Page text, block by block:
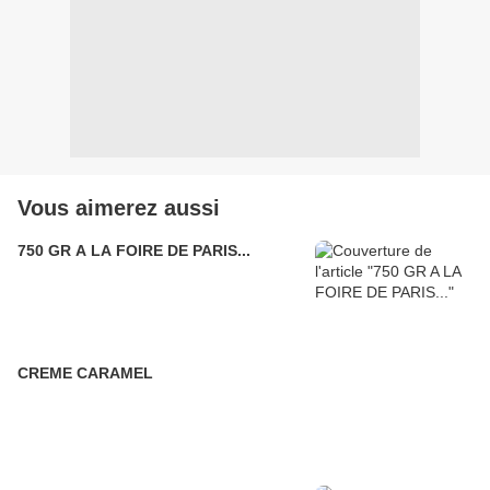
Vous aimerez aussi
750 GR A LA FOIRE DE PARIS...
CREME CARAMEL